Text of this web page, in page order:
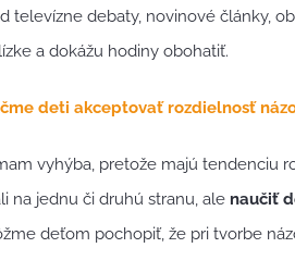
televízne debaty, novinové články,
a dokážu hodiny obohatiť.
deti akceptovať rozdielnosť
vyhýba, pretože majú tendenciu
na jednu či druhú stranu, ale naučiť
deťom pochopiť, že pri tvorbe